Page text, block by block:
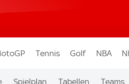
Tennis Golf NBA
Spielplan Tabellen Teams